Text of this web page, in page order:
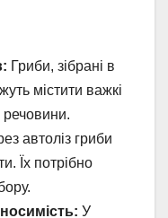
Гриби, зібрані в
містити важкі
речовини.
автоліз гриби
Їх потрібно
У